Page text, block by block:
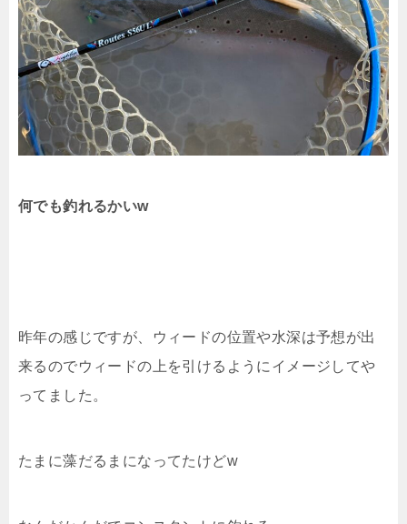
何でも釣れるかいw
昨年の感じですが、ウィードの位置や水深は予想が出
来るのでウィードの上を引けるようにイメージしてや
ってました。
たまに藻だるまになってたけどw